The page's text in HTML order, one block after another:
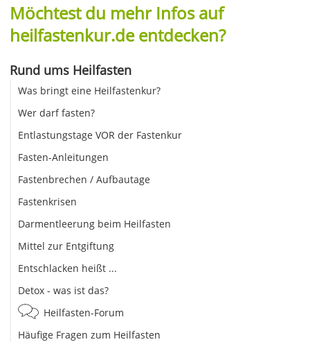
Möchtest du mehr Infos auf
heilfastenkur.de entdecken?
Rund ums Heilfasten
Was bringt eine Heilfastenkur?
Wer darf fasten?
Entlastungstage VOR der Fastenkur
Fasten-Anleitungen
Fastenbrechen / Aufbautage
Fastenkrisen
Darmentleerung beim Heilfasten
Mittel zur Entgiftung
Entschlacken heißt ...
Detox - was ist das?
Heilfasten-Forum
Häufige Fragen zum Heilfasten